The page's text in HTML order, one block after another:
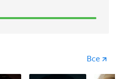
Все